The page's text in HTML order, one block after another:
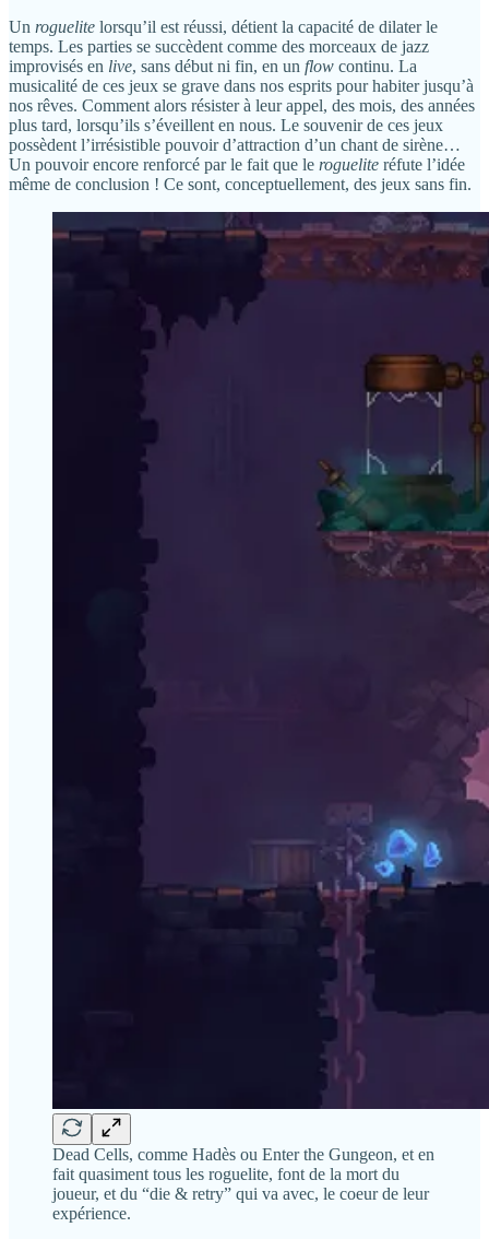
Un roguelite lorsqu’il est réussi, détient la capacité de dilater le
temps. Les parties se succèdent comme des morceaux de jazz
improvisés en live, sans début ni fin, en un flow continu. La
musicalité de ces jeux se grave dans nos esprits pour habiter jusqu’à
nos rêves. Comment alors résister à leur appel, des mois, des années
plus tard, lorsqu’ils s’éveillent en nous. Le souvenir de ces jeux
possèdent l’irrésistible pouvoir d’attraction d’un chant de sirène…
Un pouvoir encore renforcé par le fait que le roguelite réfute l’idée
même de conclusion ! Ce sont, conceptuellement, des jeux sans fin.
Dead Cells, comme Hadès ou Enter the Gungeon, et en
fait quasiment tous les roguelite, font de la mort du
joueur, et du “die & retry” qui va avec, le coeur de leur
expérience.